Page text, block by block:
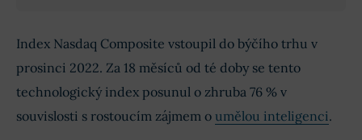
Index Nasdaq Composite vstoupil do býčího trhu v
prosinci 2022. Za 18 měsíců od té doby se tento
technologický index posunul o zhruba 76 % v
souvislosti s rostoucím zájmem o umělou inteligenci.